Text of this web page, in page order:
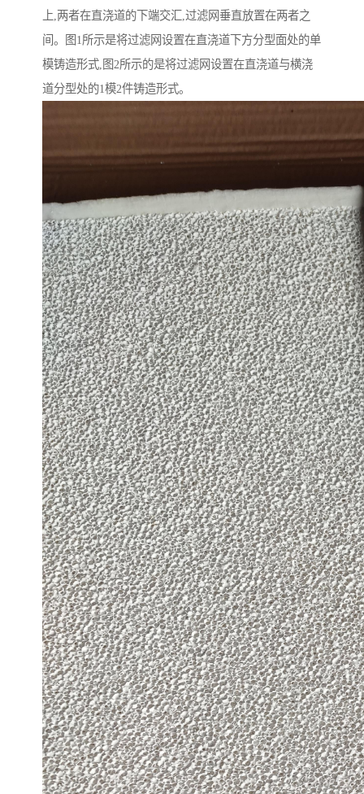
上,两者在直浇道的下端交汇,过滤网垂直放置在两者之
间。图1所示是将过滤网设置在直浇道下方分型面处的单
模铸造形式,图2所示的是将过滤网设置在直浇道与横浇
道分型处的1模2件铸造形式。